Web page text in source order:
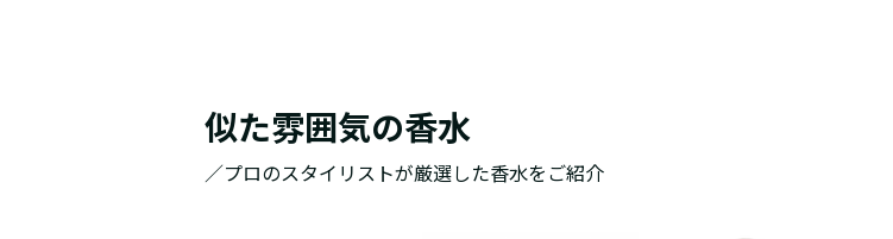
似た雰囲気の香水
／プロのスタイリストが厳選した香水をご紹介